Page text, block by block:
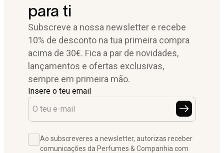
para ti
Subscreve a nossa newsletter e recebe
10% de desconto na tua primeira compra
acima de 30€. Fica a par de novidades,
lançamentos e ofertas exclusivas,
sempre em primeira mão.
Insere o teu email
Ao subscreveres a newsletter, autorizas receber
comunicações da Perfumes & Companhia com